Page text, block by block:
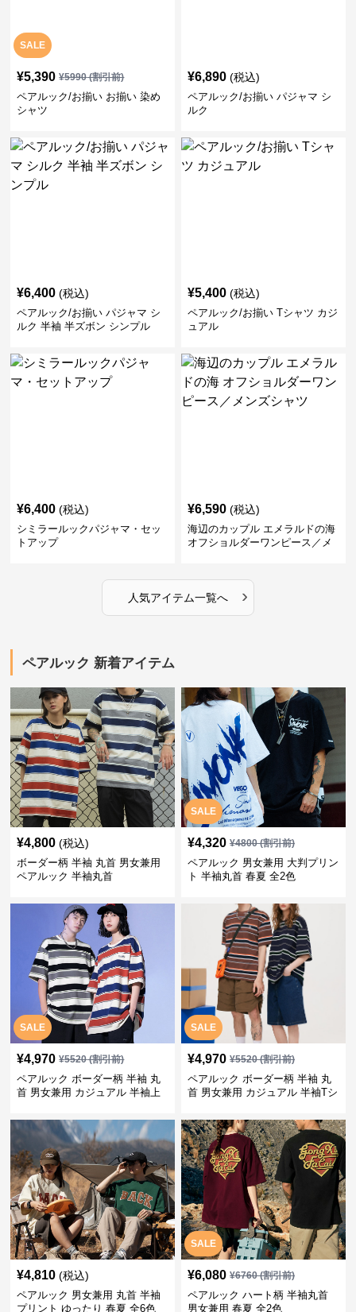
SALE
¥5,390 ¥5990(割引前)
ペアルック/お揃い お揃い 染め
シャツ
¥6,890 (税込)
ペアルック/お揃い パジャマ シ
ルク
¥6,400 (税込)
ペアルック/お揃い パジャマ シ
ルク 半袖 半ズボン シンプル
¥5,400 (税込)
ペアルック/お揃い Tシャツ カジ
ュアル
¥6,400 (税込)
シミラールックパジャマ・セッ
トアップ
¥6,590 (税込)
海辺のカップル エメラルドの海
オフショルダーワンピース／メ
人気アイテム一覧へ ›
ペアルック 新着アイテム
¥4,800 (税込)
ボーダー柄 半袖 丸首 男女兼用
ペアルック 半袖丸首
SALE
¥4,320 ¥4800(割引前)
ペアルック 男女兼用 大判プリン
ト 半袖丸首 春夏 全2色
SALE
¥4,970 ¥5520(割引前)
ペアルック ボーダー柄 半袖 丸
首 男女兼用 カジュアル 半袖上
SALE
¥4,970 ¥5520(割引前)
ペアルック ボーダー柄 半袖 丸
首 男女兼用 カジュアル 半袖Tシ
¥4,810 (税込)
ペアルック 男女兼用 丸首 半袖
プリント ゆったり 春夏 全6色
SALE
¥6,080 ¥6760(割引前)
ペアルック ハート柄 半袖丸首
男女兼用 春夏 全2色